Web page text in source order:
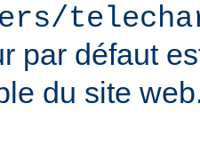
par défaut
du site